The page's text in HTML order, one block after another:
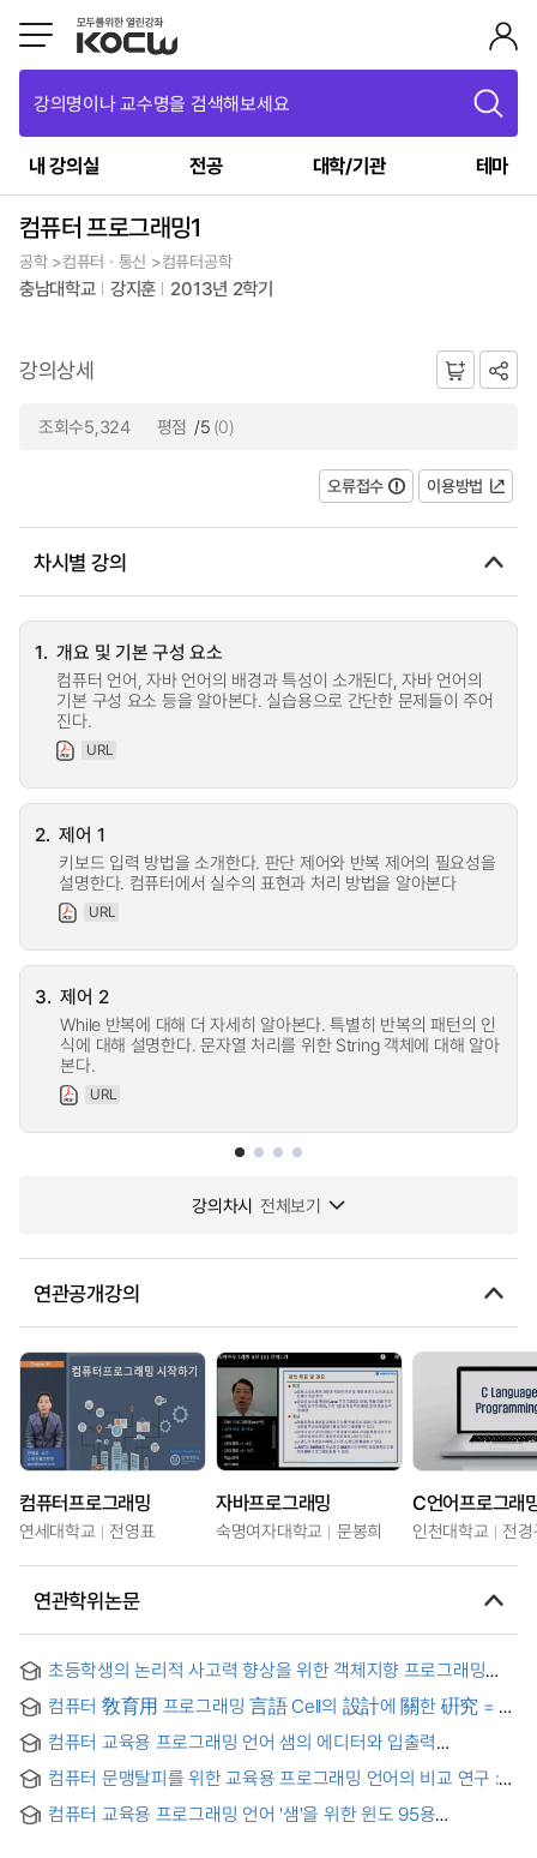
강의명이나 교수명을 검색해보세요
내 강의실 전공 대학/기관 테마
컴퓨터 프로그래밍1
공학 >컴퓨터ㆍ통신 >컴퓨터공학
충남대학교 강지훈 2013년 2학기
강의상세
조회수5,324 평점 /5 (0)
오류접수 이용방법
차시별 강의
1. 개요 및 기본 구성 요소
컴퓨터 언어, 자바 언어의 배경과 특성이 소개된다, 자바 언어의
기본 구성 요소 등을 알아본다. 실습용으로 간단한 문제들이 주어
진다.
URL
2. 제어 1
키보드 입력 방법을 소개한다. 판단 제어와 반복 제어의 필요성을
설명한다. 컴퓨터에서 실수의 표현과 처리 방법을 알아본다
URL
3. 제어 2
While 반복에 대해 더 자세히 알아본다. 특별히 반복의 패턴의 인
식에 대해 설명한다. 문자열 처리를 위한 String 객체에 대해 알아
본다.
URL
강의차시 전체보기
연관공개강의
컴퓨터프로그래밍
연세대학교 전영표
자바프로그래밍
숙명여자대학교 문봉희
C언어프로그래
인천대학교 전
연관학위논문
초등학생의 논리적 사고력 향상을 위한 객체지향 프로그래밍
교육에 관한 연구 = (A) study on object-oriented
programming education for improving logical thinking
ability of elementary school students
컴퓨터 敎育用 프로그래밍 言語 Cell의 設計에 關한 硏究 = A
study on the design cell :computer educational little
language
컴퓨터 교육용 프로그래밍 언어 샘의 에디터와 입출력
라이브러리의 설계 및 구현
컴퓨터 문맹탈피를 위한 교육용 프로그래밍 언어의 비교 연구 :
BASIC과 Logo를 중심으로
컴퓨터 교육용 프로그래밍 언어 '샘'을 위한 윈도 95용